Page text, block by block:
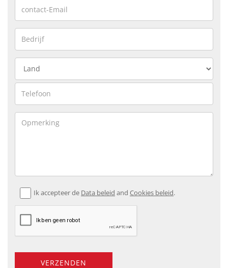
Ik accepteer de Data beleid and Cookies beleid.
VERZENDEN